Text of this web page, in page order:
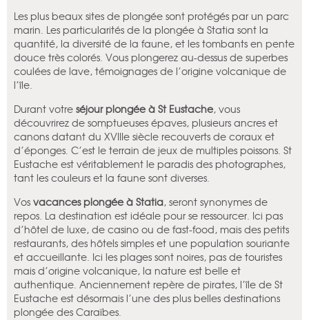
Les plus beaux sites de plongée sont protégés par un parc
marin. Les particularités de la plongée à Statia sont la
quantité, la diversité de la faune, et les tombants en pente
douce très colorés. Vous plongerez au-dessus de superbes
coulées de lave, témoignages de l’origine volcanique de
l’île.
Durant votre séjour plongée à St Eustache, vous
découvrirez de somptueuses épaves, plusieurs ancres et
canons datant du XVIIIe siècle recouverts de coraux et
d’éponges. C’est le terrain de jeux de multiples poissons. St
Eustache est véritablement le paradis des photographes,
tant les couleurs et la faune sont diverses.
Vos vacances plongée à Statia, seront synonymes de
repos. La destination est idéale pour se ressourcer. Ici pas
d’hôtel de luxe, de casino ou de fast-food, mais des petits
restaurants, des hôtels simples et une population souriante
et accueillante. Ici les plages sont noires, pas de touristes
mais d’origine volcanique, la nature est belle et
authentique. Anciennement repère de pirates, l’île de St
Eustache est désormais l’une des plus belles destinations
plongée des Caraïbes.